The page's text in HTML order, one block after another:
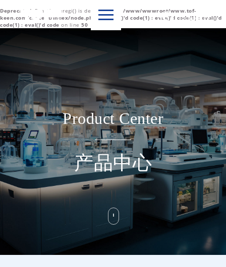
Deprecated : Function eregi() is deprecated in /www/wwwroot/www.tof-
keen.com/content/index/node.php(1) : eval()'d code(1) : eval()'d code(1) : eval()'d
code(1) : eval()'d code on line 50
 Language
English
Product Center
产品中心